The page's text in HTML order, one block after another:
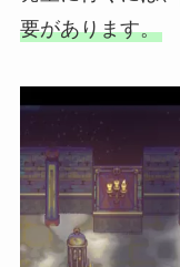
要があります。